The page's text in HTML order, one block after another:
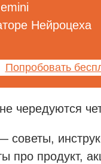
Нейроцеха
Попробовать
чередуются
советы,
продукт,